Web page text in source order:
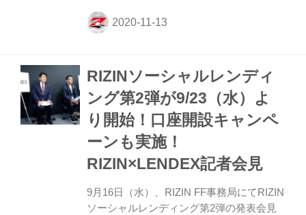
しますが、何卒よろしくお願いいたしま
す。 11月13日（金）記者会見の第二部とし
には榊原信行CEOと株式会社LENDEX（レ
ンデックス）広報の樋口佳子氏が登壇し
た。 ソーシャルレンディングとは、昨今注
目を集める「資金を必要とする事業者とお
金を運用したい投資家とをマッチングする
サービス」のこと。昨年11月に行われた
RIZINファンド第1弾では、募...
RIZINソーシャルレンディ
ング第2弾が9/23（水）よ
り開始！口座開設キャンペ
ーンも実施！
RIZIN×LENDEX記者会見
9月16日（水）、RIZIN FF事務局にてRIZIN
ソーシャルレンディング第2弾の発表会見